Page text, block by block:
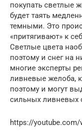
покупать светлые
будет таять
темными. Это
«притягивают» к
Светлые цвета
поэтому и снег на
многие эксперты
ливневые желоба,
поэтому и могут
сильных ливневых
https://youtube.com/